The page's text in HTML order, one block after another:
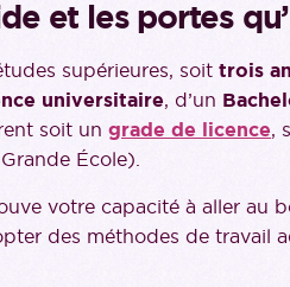
et les portes
supérieures, soit trois
universitaire, d’un
soit un grade de licence,
École).
votre capacité à aller au
des méthodes de travail